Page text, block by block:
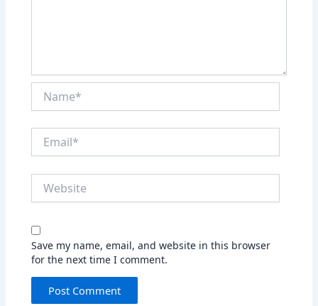
Save my name, email, and website in this browser
for the next time I comment.